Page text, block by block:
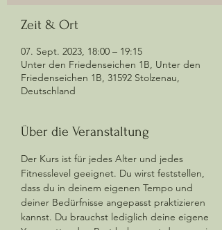
Zeit & Ort
07. Sept. 2023, 18:00 – 19:15
Unter den Friedenseichen 1B, Unter den
Friedenseichen 1B, 31592 Stolzenau,
Deutschland
Über die Veranstaltung
Der Kurs ist für jedes Alter und jedes
Fitnesslevel geeignet. Du wirst feststellen,
dass du in deinem eigenen Tempo und
deiner Bedürfnisse angepasst praktizieren
kannst. Du brauchst lediglich deine eigene